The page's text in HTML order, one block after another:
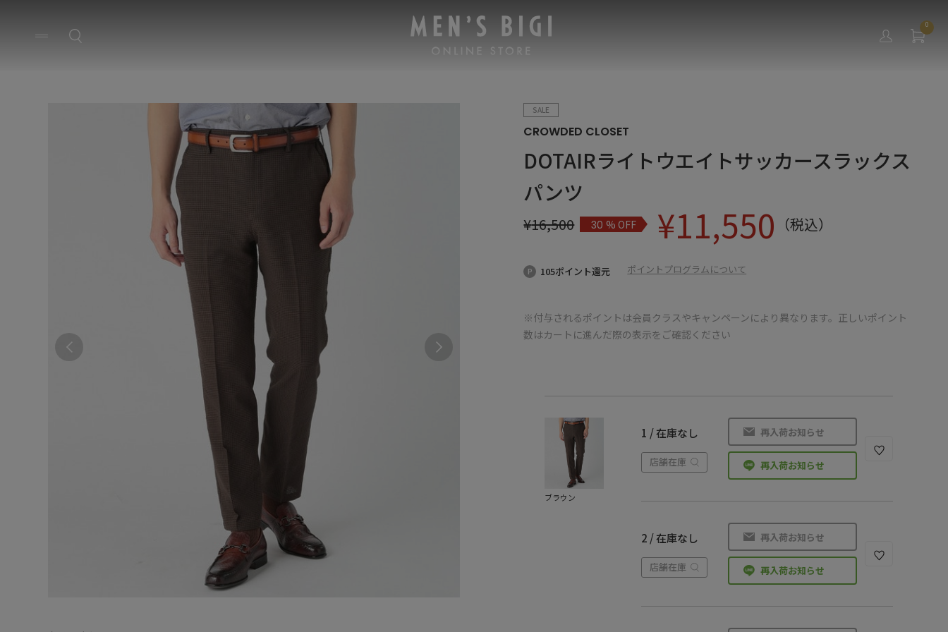
0
SALE
CROWDED CLOSET
DOTAIRライトウエイトサッカースラックス
パンツ
¥16,500 30% OFF ¥11,550 （税込）
105ポイント還元 ポイントプログラムについて
※付与されるポイントは会員クラスやキャンペーンにより異なります。正しいポイント
数はカートに進んだ際の表示をご確認ください
ブラウン
1 / 在庫なし
店舗在庫
再入荷お知らせ
再入荷お知らせ
2 / 在庫なし
店舗在庫
再入荷お知らせ
再入荷お知らせ